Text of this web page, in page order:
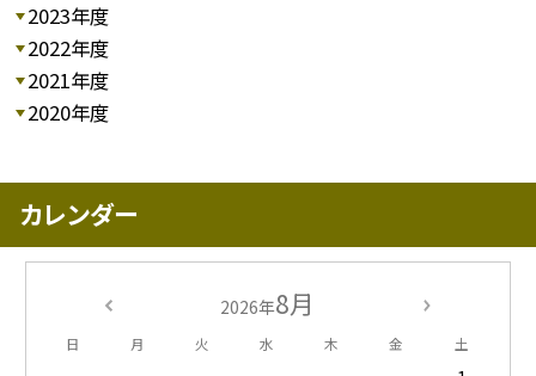
2023年度
2022年度
2021年度
2020年度
カレンダー
2026年8月
日 月 火 水 木 金 土